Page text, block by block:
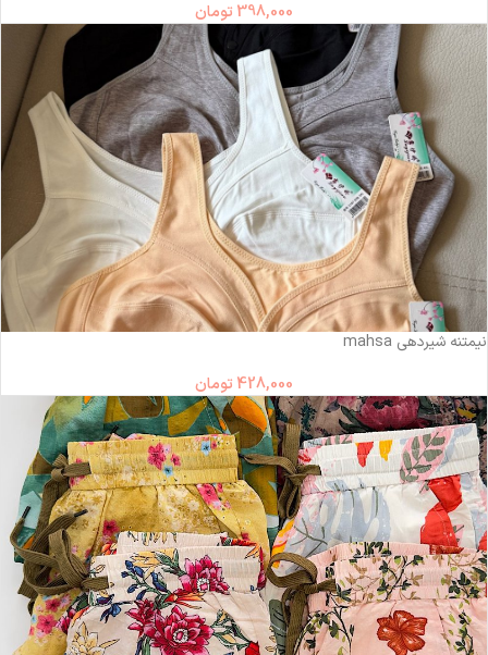
398,000 تومان
نیمتنه شیردهی mahsa
428,000 تومان